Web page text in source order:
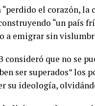
“perdido el corazón,
“un país
a emigrar sin
consideró que no se
ser superados” los
su ideología,